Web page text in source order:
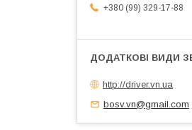
+380 (99) 329-17-88
http://driver.vn.ua
bosv.vn@gmail.com